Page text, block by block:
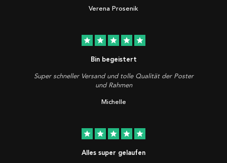
Verena Prosenik
star star star star star
Bin begeistert
Super schneller Versand und tolle Qualität der Poster
und Rahmen
Michelle
star star star star star
Alles super gelaufen